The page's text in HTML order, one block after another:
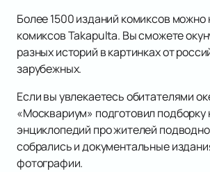
Более 1500 изданий комиксов можно
комиксов Takapulta. Вы сможете
разных историй в картинках от
зарубежных.
Если вы увлекаетесь обитателями
«Москвариум» подготовил подборку
энциклопедий про жителей
собрались и документальные
фотографии.